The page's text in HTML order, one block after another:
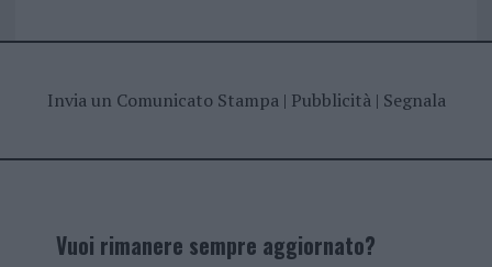
Invia un Comunicato Stampa| Pubblicità| Segnala
Vuoi rimanere sempre aggiornato?